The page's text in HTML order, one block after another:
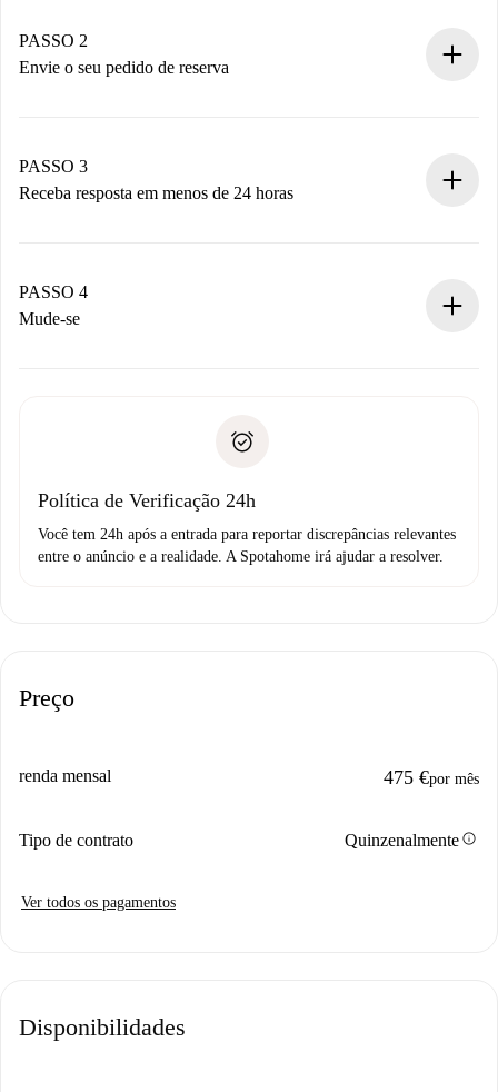
Você tem todas as informações necessárias
antecipadamente.
PASSO 2
Envie o seu pedido de reserva
Não cobramos nada até que o proprietário confirme.
PASSO 3
Receba resposta em menos de 24 horas
proprietário.
Se recusada: não cobraremos nada e ofereceremos
Débito direto bancário
PASSO 4
Mude-se
não comunicar nenhum problema.
Política de Verificação 24h
Você tem 24h após a entrada para reportar discrepâncias relevantes
entre o anúncio e a realidade. A Spotahome irá ajudar a resolver.
Preço
renda mensal 475 €por mês
Tipo de contrato Quinzenalmenteinfo
Ver todos os pagamentos
Disponibilidades